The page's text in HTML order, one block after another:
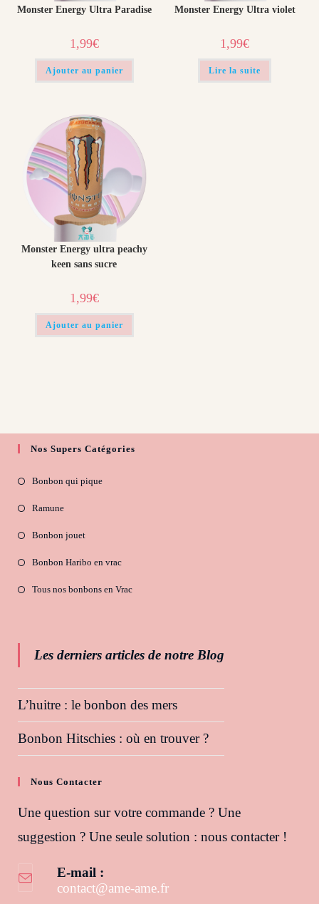
Monster Energy Ultra Paradise
1,99€
Ajouter au panier
Monster Energy Ultra violet
1,99€
Lire la suite
Monster Energy ultra peachy
keen sans sucre
1,99€
Ajouter au panier
Nos Supers Catégories
Bonbon qui pique
Ramune
Bonbon jouet
Bonbon Haribo en vrac
Tous nos bonbons en Vrac
Les derniers articles de notre Blog
L’huitre : le bonbon des mers
Bonbon Hitschies : où en trouver ?
Nous Contacter
Une question sur votre commande ? Une
suggestion ? Une seule solution : nous contacter !
E-mail :
contact@ame-ame.frS’ouvre dans votre application